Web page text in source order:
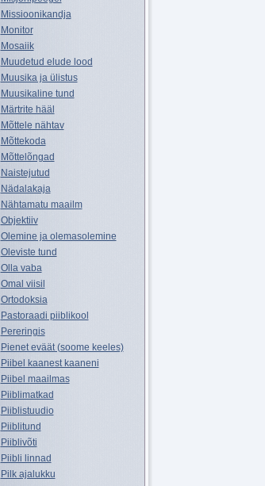
Missioonikandja
Monitor
Mosaiik
Muudetud elude lood
Muusika ja ülistus
Muusikaline tund
Märtrite hääl
Mõttele nähtav
Mõttekoda
Mõttelõngad
Naistejutud
Nädalakaja
Nähtamatu maailm
Objektiiv
Olemine ja olemasolemine
Oleviste tund
Olla vaba
Omal viisil
Ortodoksia
Pastoraadi piiblikool
Pereringis
Pienet eväät (soome keeles)
Piibel kaanest kaaneni
Piibel maailmas
Piiblimatkad
Piiblistuudio
Piiblitund
Piiblivõti
Piibli linnad
Pilk ajalukku